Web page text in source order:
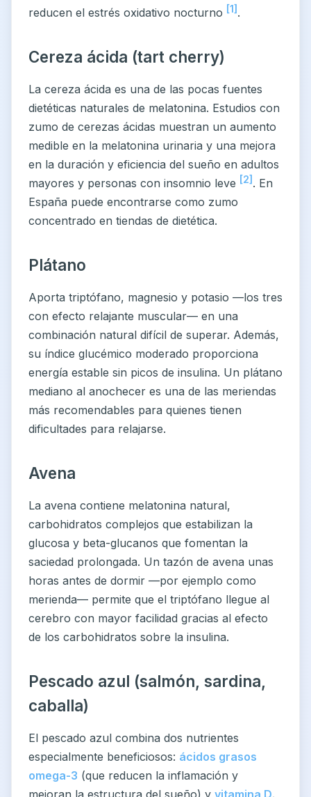
reducen el estrés oxidativo nocturno [1] .
Cereza ácida (tart cherry)
La cereza ácida es una de las pocas fuentes
dietéticas naturales de melatonina. Estudios con
zumo de cerezas ácidas muestran un aumento
medible en la melatonina urinaria y una mejora
en la duración y eficiencia del sueño en adultos
mayores y personas con insomnio leve [2] . En
España puede encontrarse como zumo
concentrado en tiendas de dietética.
Plátano
Aporta triptófano, magnesio y potasio —los tres
con efecto relajante muscular— en una
combinación natural difícil de superar. Además,
su índice glucémico moderado proporciona
energía estable sin picos de insulina. Un plátano
mediano al anochecer es una de las meriendas
más recomendables para quienes tienen
dificultades para relajarse.
Avena
La avena contiene melatonina natural,
carbohidratos complejos que estabilizan la
glucosa y beta-glucanos que fomentan la
saciedad prolongada. Un tazón de avena unas
horas antes de dormir —por ejemplo como
merienda— permite que el triptófano llegue al
cerebro con mayor facilidad gracias al efecto
de los carbohidratos sobre la insulina.
Pescado azul (salmón, sardina,
caballa)
El pescado azul combina dos nutrientes
especialmente beneficiosos: ácidos grasos
omega-3 (que reducen la inflamación y
mejoran la estructura del sueño) y vitamina D.